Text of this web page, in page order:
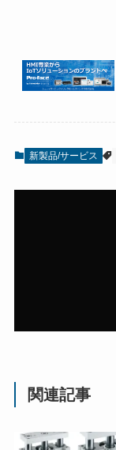
新製品/サービス
関連記事